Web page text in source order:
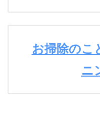
お掃除のこ
ニ